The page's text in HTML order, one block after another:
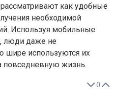
как удобные
необходимой
Используя мобильные
люди даже не
шире используются их
повседневную жизнь.
0